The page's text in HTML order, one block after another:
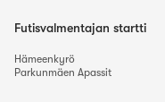
Futisvalmentajan startti
Hämeenkyrö
Parkunmäen Apassit